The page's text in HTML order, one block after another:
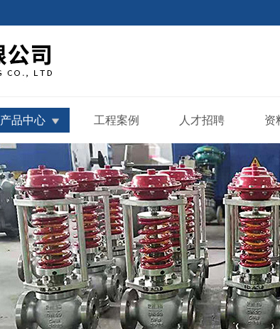
产品中心 工程案例 人才招聘 资